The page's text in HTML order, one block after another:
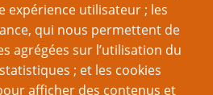
expérience utilisateur ; les
qui nous permettent de
agrégées sur l’utilisation du
; et les cookies
afficher des contenus et
de passe